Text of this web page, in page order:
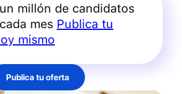
millón de candidatos
mes Publica tu
mismo
Publica tu oferta